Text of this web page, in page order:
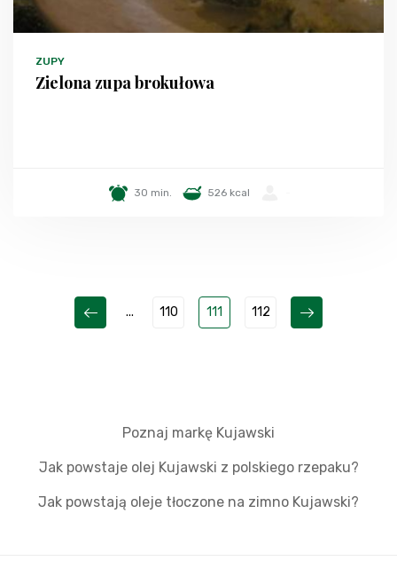
ZUPY
Zielona zupa brokułowa
30 min. 526 kcal
... 110 111 112
Poznaj markę Kujawski
Jak powstaje olej Kujawski z polskiego rzepaku?
Jak powstają oleje tłoczone na zimno Kujawski?